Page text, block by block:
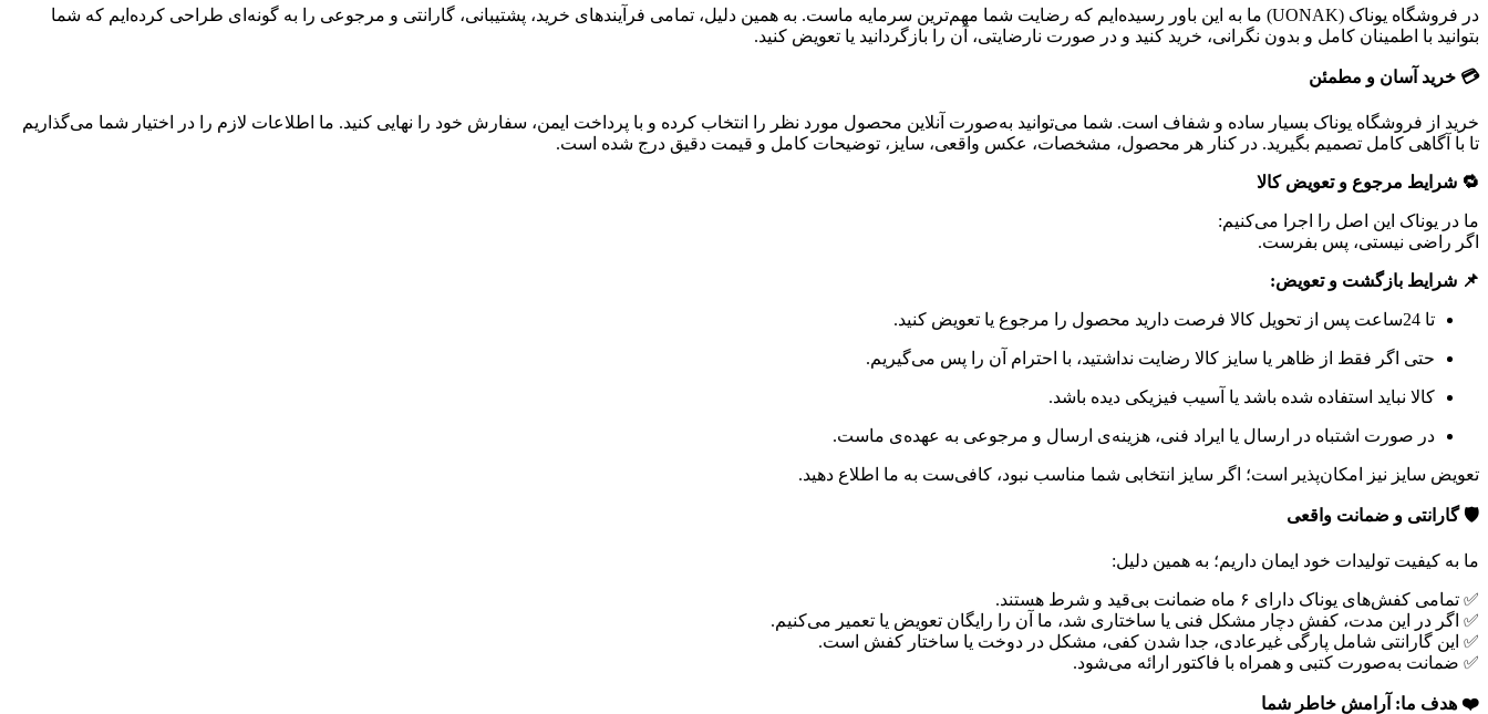
در فروشگاه یوناک (UONAK) ما به این باور رسیده‌ایم که رضایت شما مهم‌ترین سرمایه ماست. به همین دلیل، تمامی فرآیندهای خرید، پشتیبانی، گارانتی و مرجوعی را به گونه‌ای طراحی کرده‌ایم که شما
بتوانید با اطمینان کامل و بدون نگرانی، خرید کنید و در صورت نارضایتی، آن را بازگردانید یا تعویض کنید.
💳 خرید آسان و مطمئن
خرید از فروشگاه یوناک بسیار ساده و شفاف است. شما می‌توانید به‌صورت آنلاین محصول مورد نظر را انتخاب کرده و با پرداخت ایمن، سفارش خود را نهایی کنید. ما اطلاعات لازم را در اختیار شما می‌گذاریم
تا با آگاهی کامل تصمیم بگیرید. در کنار هر محصول، مشخصات، عکس واقعی، سایز، توضیحات کامل و قیمت دقیق درج شده است.
🔁 شرایط مرجوع و تعویض کالا
ما در یوناک این اصل را اجرا می‌کنیم:
اگر راضی نیستی، پس بفرست.
📌 شرایط بازگشت و تعویض:
تا 24ساعت پس از تحویل کالا فرصت دارید محصول را مرجوع یا تعویض کنید.
حتی اگر فقط از ظاهر یا سایز کالا رضایت نداشتید، با احترام آن را پس می‌گیریم.
کالا نباید استفاده شده باشد یا آسیب فیزیکی دیده باشد.
در صورت اشتباه در ارسال یا ایراد فنی، هزینه‌ی ارسال و مرجوعی به عهده‌ی ماست.
تعویض سایز نیز امکان‌پذیر است؛ اگر سایز انتخابی شما مناسب نبود، کافی‌ست به ما اطلاع دهید.
🛡️ گارانتی و ضمانت واقعی
ما به کیفیت تولیدات خود ایمان داریم؛ به همین دلیل:
✅ تمامی کفش‌های یوناک دارای ۶ ماه ضمانت بی‌قید و شرط هستند.
✅ اگر در این مدت، کفش دچار مشکل فنی یا ساختاری شد، ما آن را رایگان تعویض یا تعمیر می‌کنیم.
✅ این گارانتی شامل پارگی غیرعادی، جدا شدن کفی، مشکل در دوخت یا ساختار کفش است.
✅ ضمانت به‌صورت کتبی و همراه با فاکتور ارائه می‌شود.
❤️ هدف ما: آرامش خاطر شما